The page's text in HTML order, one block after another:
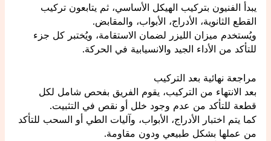
يبدأ الفنيون بتركيب الهيكل الأساسي، ثم يتابعون تركيب
القطع الثانوية، الأدراج، الأبواب، والمقابض.
ويُستخدم ميزان الليزر لضمان الاستقامة، ويُختبر كل جزء
للتأكد من الأداء الجيد والانسيابية في الحركة.
مراجعة نهائية بعد التركيب
بعد الانتهاء من التركيب، يقوم الفريق بفحص شامل لكل
قطعة للتأكد من عدم وجود خلل أو نقص في التثبيت.
كما يتم اختبار الأدراج، الأبواب، وآليات الطي أو السحب للتأكد
من عملها بشكل طبيعي ودون مقاومة.